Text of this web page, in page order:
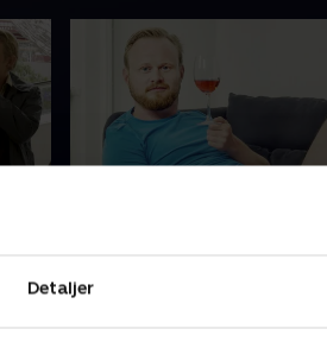
Detaljerhan er i gang med at skrive